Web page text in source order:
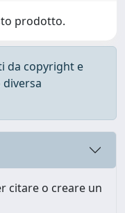
prodotto.
da copyright e
citare o creare un